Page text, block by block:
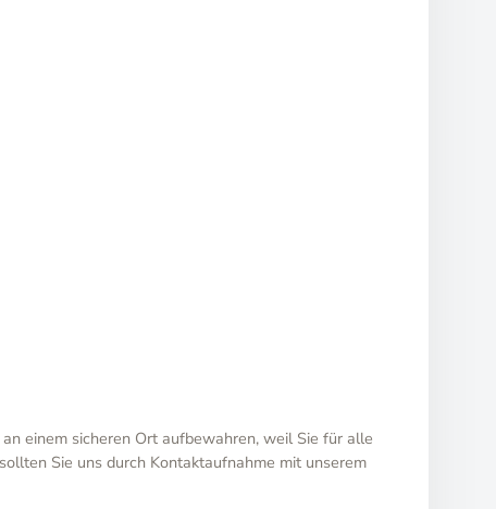
einem sicheren Ort aufbewahren, weil Sie für alle
Sie uns durch Kontaktaufnahme mit unserem